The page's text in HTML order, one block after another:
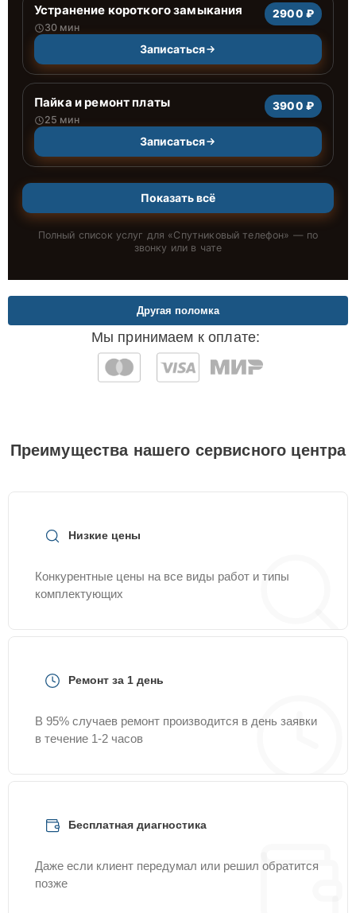
Устранение короткого замыкания
30 мин
2900 ₽
Записаться
Пайка и ремонт платы
25 мин
3900 ₽
Записаться
Показать всё
Полный список услуг для «Спутниковый телефон» — по
звонку или в чате
Мы принимаем к оплате:
Другая поломка
Преимущества нашего сервисного центра
Низкие цены
Конкурентные цены на все виды работ и типы
комплектующих
Ремонт за 1 день
В 95% случаев ремонт производится в день заявки
в течение 1-2 часов
Бесплатная диагностика
Даже если клиент передумал или решил обратится
позже